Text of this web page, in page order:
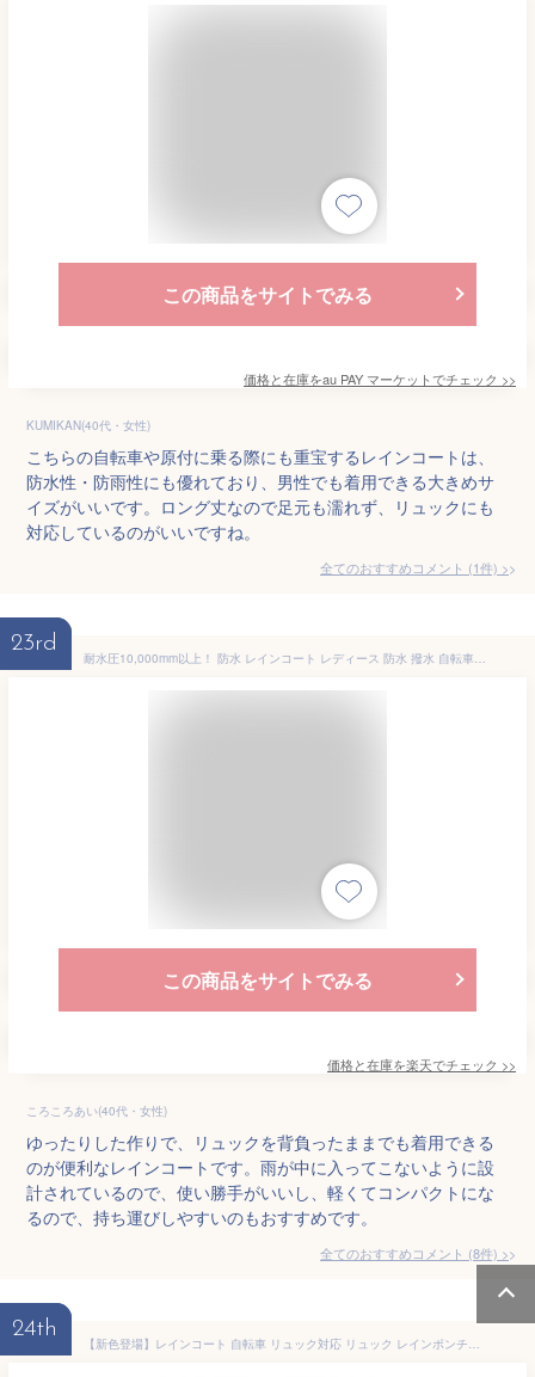
この商品をサイトでみる
価格と在庫をau PAY マーケットでチェック >>
KUMIKAN(40代・女性)
こちらの自転車や原付に乗る際にも重宝するレインコートは、
防水性・防雨性にも優れており、男性でも着用できる大きめサ
イズがいいです。ロング丈なので足元も濡れず、リュックにも
対応しているのがいいですね。
全てのおすすめコメント (1件) >
23rd
耐水圧10,000mm以上！ 防水 レインコート レディース 防水 撥水 自転車 ロング ミドル リュック対応 軽量 通学 通勤 お迎え おしゃれ かわいい 大人用 雨具 合羽 カッパ かっぱ ポンチョ シンプル 無地 透明窓 フード 母の日 プレゼント ギフト 実用的 da001
この商品をサイトでみる
価格と在庫を楽天でチェック >>
ころころあい(40代・女性)
ゆったりした作りで、リュックを背負ったままでも着用できる
のが便利なレインコートです。雨が中に入ってこないように設
計されているので、使い勝手がいいし、軽くてコンパクトにな
るので、持ち運びしやすいのもおすすめです。
全てのおすすめコメント (8件) >
24th
【新色登場】レインコート 自転車 リュック対応 リュック レインポンチョ メンズ レディース 大人 軽量 フード付き 防水 透湿 通勤 通学 おしゃれ ロング丈 カッパ 雨具 自転車用 送料無料 AH-100 ハイポンチョDX